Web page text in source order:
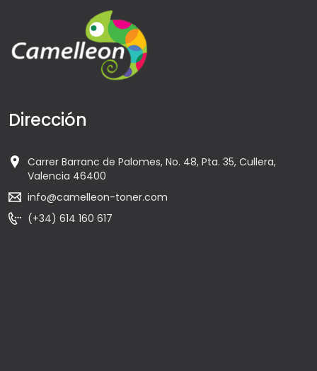
Dirección
Carrer Barranc de Palomes, No. 48, Pta. 35, Cullera,
Valencia 46400
info@camelleon-toner.com
(+34) 614 160 617